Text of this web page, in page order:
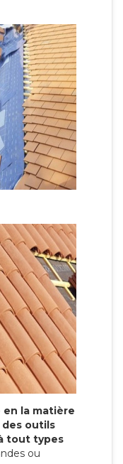
en la matière
outils
tout types
ou